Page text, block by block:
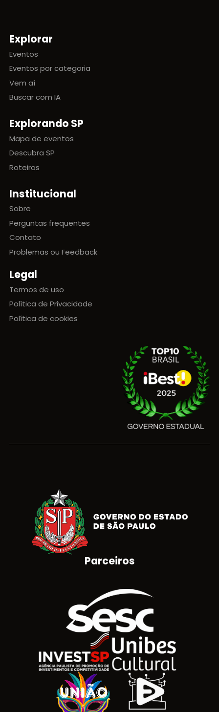
Mapa do site
Explorar
Eventos
Eventos por categoria
Vem aí
Buscar com IA
Explorando SP
Mapa de eventos
Descubra SP
Roteiros
Institucional
Sobre
Perguntas frequentes
Contato
Problemas ou Feedback
Legal
Termos de uso
Política de Privacidade
Política de cookies
Brasão do Estado de São Paulo
Parceiros
Logotipo SESC
Logotipo Invest SP Unibes